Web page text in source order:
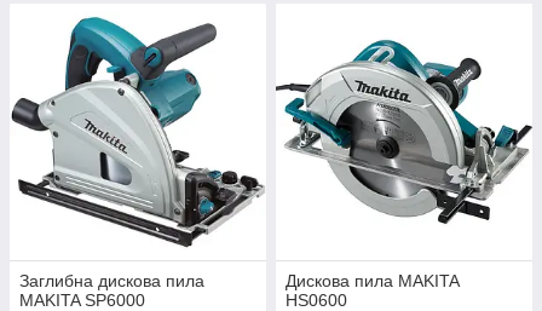
Заглибна дискова пила
MAKITA SP6000
Дискова пила MAKITA
HS0600